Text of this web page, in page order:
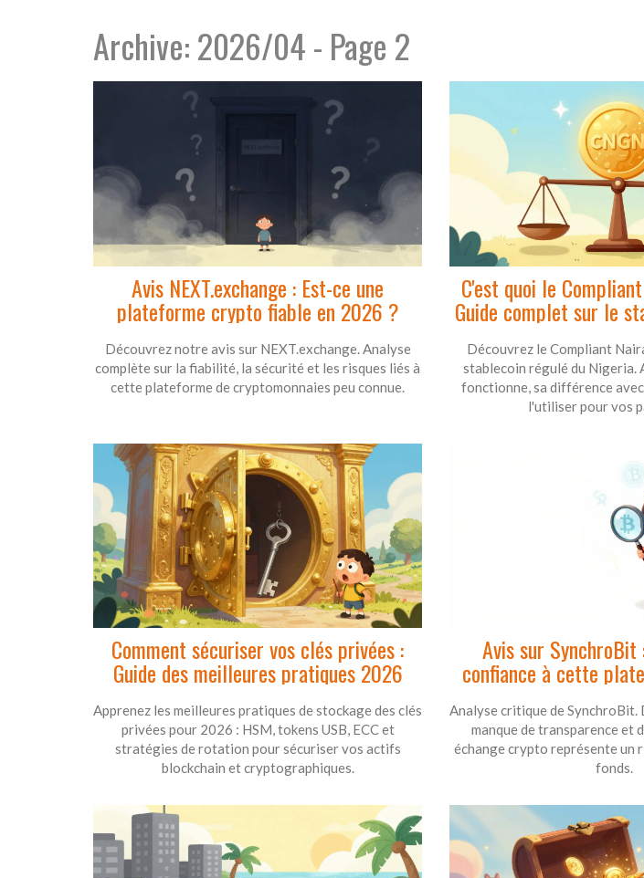
Archive: 2026/04 - Page 2
Avis NEXT.exchange : Est-ce une
plateforme crypto fiable en 2026 ?
Découvrez notre avis sur NEXT.exchange. Analyse
complète sur la fiabilité, la sécurité et les risques liés à
cette plateforme de cryptomonnaies peu connue.
C'est quoi le
Guide complet sur le
Découvrez le Compliant
stablecoin régulé du Nigeria.
fonctionne, sa différence
l'utiliser pour vos
Comment sécuriser vos clés privées :
Guide des meilleures pratiques 2026
Apprenez les meilleures pratiques de stockage des clés
privées pour 2026 : HSM, tokens USB, ECC et
stratégies de rotation pour sécuriser vos actifs
blockchain et cryptographiques.
Avis sur
confiance à cette
Analyse critique de SynchroBit.
manque de transparence et
échange crypto représente un
fonds.